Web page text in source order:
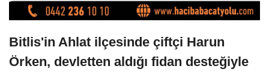
Bitlis'in Ahlat ilçesinde çiftçi Harun
Örken, devletten aldığı fidan desteğiyle